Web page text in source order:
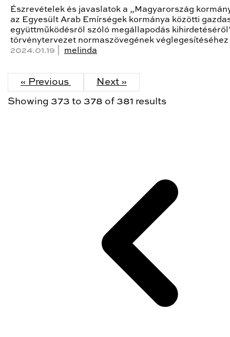
Észrevételek és javaslatok a „Magyarország
az Egyesült Arab Emírségek kormánya közötti
együttműködésről szóló megállapodás
törvénytervezet normaszövegének véglegesítéséhez
2024.01.19 | melinda
« Previous Next »
Showing 373 to 378 of 381 results